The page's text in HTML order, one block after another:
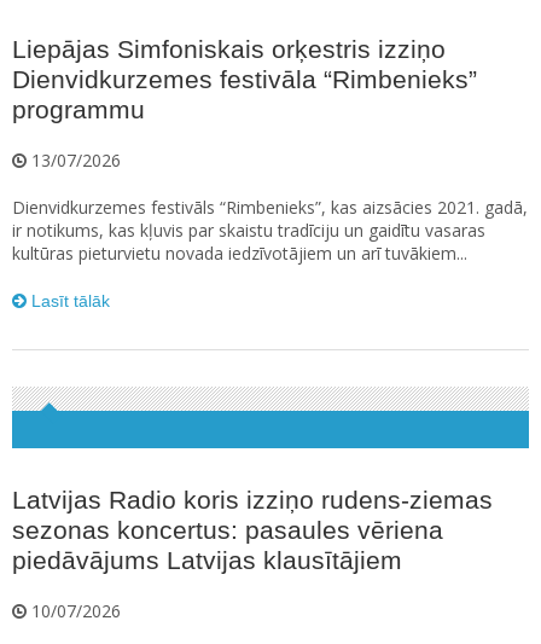
Liepājas Simfoniskais orķestris izziņo
Dienvidkurzemes festivāla “Rimbenieks”
programmu
13/07/2026
Dienvidkurzemes festivāls “Rimbenieks”, kas aizsācies 2021. gadā,
ir notikums, kas kļuvis par skaistu tradīciju un gaidītu vasaras
kultūras pieturvietu novada iedzīvotājiem un arī tuvākiem...
Lasīt tālāk
Latvijas Radio koris izziņo rudens-ziemas
sezonas koncertus: pasaules vēriena
piedāvājums Latvijas klausītājiem
10/07/2026